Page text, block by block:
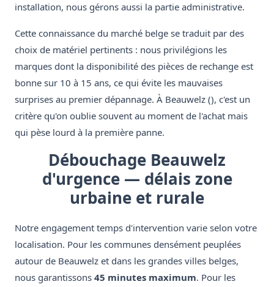
installation, nous gérons aussi la partie administrative.
Cette connaissance du marché belge se traduit par des
choix de matériel pertinents : nous privilégions les
marques dont la disponibilité des pièces de rechange est
bonne sur 10 à 15 ans, ce qui évite les mauvaises
surprises au premier dépannage. À Beauwelz (), c'est un
critère qu'on oublie souvent au moment de l'achat mais
qui pèse lourd à la première panne.
Débouchage Beauwelz
d'urgence — délais zone
urbaine et rurale
Notre engagement temps d'intervention varie selon votre
localisation. Pour les communes densément peuplées
autour de Beauwelz et dans les grandes villes belges,
nous garantissons 45 minutes maximum. Pour les